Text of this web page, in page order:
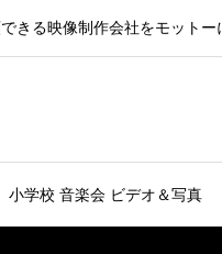
きる映像制作会社をモット
小学校 音楽会 ビデオ＆写真